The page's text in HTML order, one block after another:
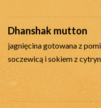
Dhanshak mutton
jagnięcina gotowana z
soczewicą i sokiem z